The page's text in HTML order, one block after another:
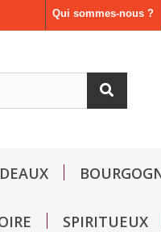
Qui sommes-nous ?
SPIRITUEUX